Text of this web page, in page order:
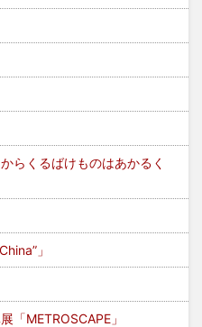
らくるばけものはあかるく
」
「METROSCAPE」